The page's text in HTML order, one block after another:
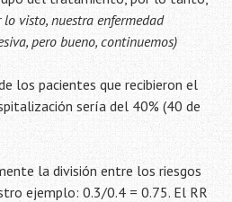
lo visto, nuestra enfermedad
pero bueno, continuemos)
los pacientes que recibieron el
sería del 40% (40 de
la división entre los riesgos
ejemplo: 0.3/0.4 = 0.75. El RR